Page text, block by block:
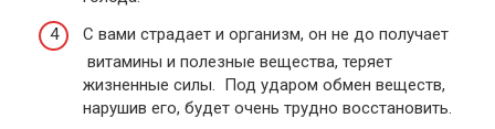
С вами страдает и организм, он не до получает
витамины и полезные вещества, теряет
жизненные силы. Под ударом обмен веществ,
нарушив его, будет очень трудно восстановить.